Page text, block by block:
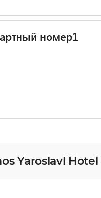
номер1
Yaroslavl